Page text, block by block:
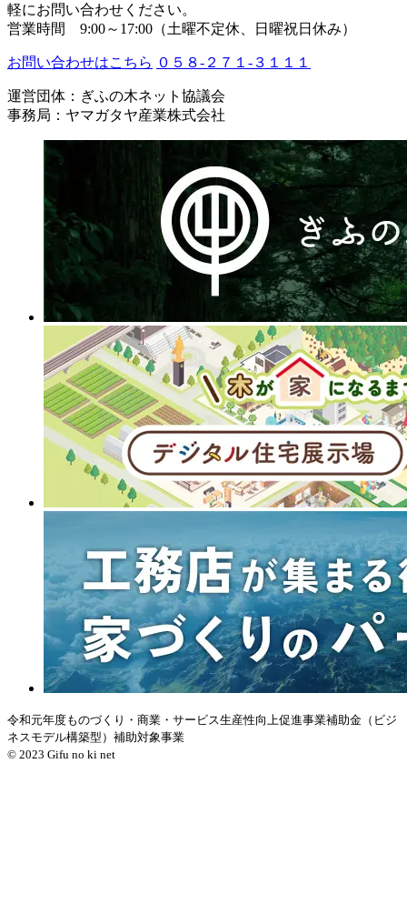
軽にお問い合わせください。
営業時間 9:00～17:00（土曜不定休、日曜祝日休み）
お問い合わせはこちら ０５８-２７１-３１１１
運営団体：ぎふの木ネット協議会
事務局：ヤマガタヤ産業株式会社
令和元年度ものづくり・商業・サービス生産性向上促進事業補助金（ビジ
ネスモデル構築型）補助対象事業
© 2023 Gifu no ki net